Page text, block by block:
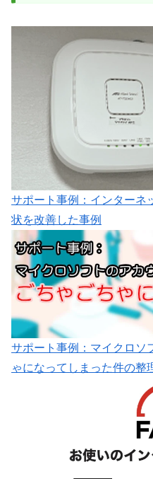
サポート事例：インターネ
状を改善した事例
サポート事例：マイクロソ
ゃになってしまった件の整